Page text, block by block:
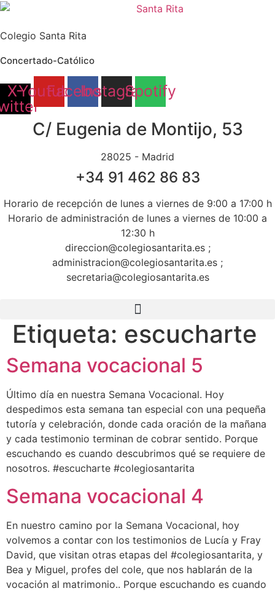
Ir
contenido
Colegio Santa Rita
Concertado-Católico
X-Youtube
Facebook
Instagram
Spotify
C/ Eugenia de Montijo, 53
28025 - Madrid
+34 91 462 86 83
Horario de recepción de lunes a viernes de 9:00 a 17:00 h
Horario de administración de lunes a viernes de 10:00 a
12:30 h
direccion@colegiosantarita.es ;
administracion@colegiosantarita.es ;
secretaria@colegiosantarita.es
Etiqueta: escucharte
Semana vocacional 5
Último día en nuestra Semana Vocacional. Hoy
despedimos esta semana tan especial con una pequeña
tutoría y celebración, donde cada oración de la mañana
y cada testimonio terminan de cobrar sentido. Porque
escuchando es cuando descubrimos qué se requiere de
nosotros. #escucharte #colegiosantarita
Semana vocacional 4
En nuestro camino por la Semana Vocacional, hoy
volvemos a contar con los testimonios de Lucía y Fray
David, que visitan otras etapas del #colegiosantarita, y
Bea y Miguel, profes del cole, que nos hablarán de la
vocación al matrimonio.. Porque escuchando es cuando